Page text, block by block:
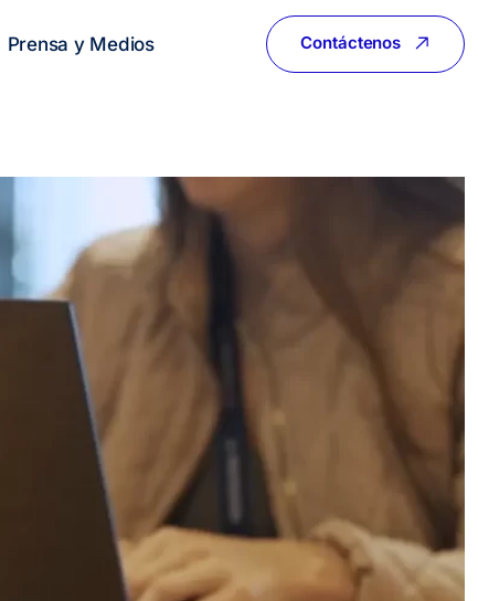
Prensa y Medios Contáctenos